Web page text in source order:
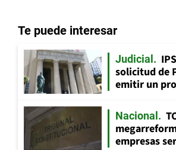
Te puede interesar
Judicial
solicitud de
emitir un
Nacional
empresas